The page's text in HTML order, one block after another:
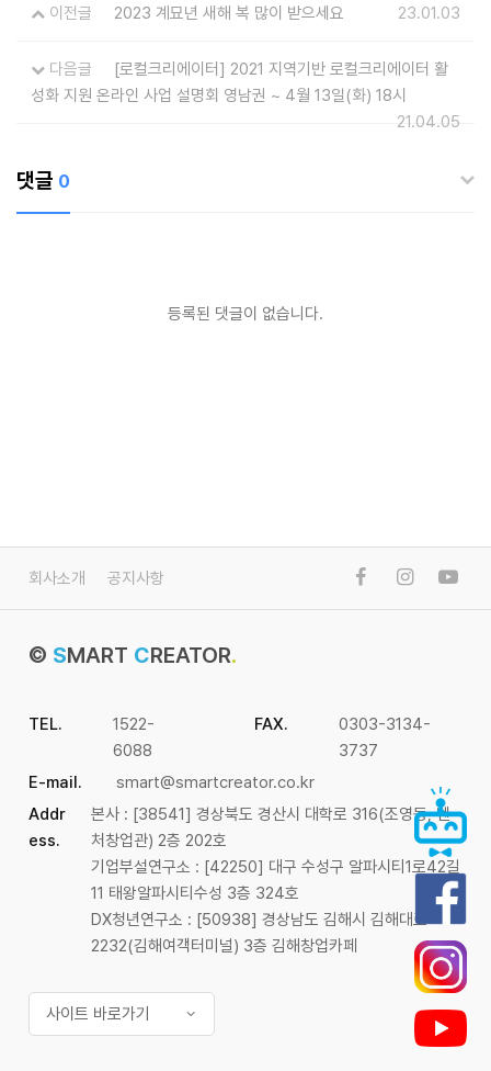
이전글 2023 계묘년 새해 복 많이 받으세요 23.01.03
다음글
[로컬크리에이터] 2021 지역기반 로컬크리에이터 활
성화 지원 온라인 사업 설명회 영남권 ~ 4월 13일(화) 18시
21.04.05
댓글 0
등록된 댓글이 없습니다.
회사소개 공지사항
© SMART CREATOR.
TEL.
1522-
6088
FAX.
0303-3134-
3737
E-mail.
smart@smartcreator.co.kr
Addr
ess.
본사 : [38541] 경상북도 경산시 대학로 316(조영동, 벤
처창업관) 2층 202호
기업부설연구소 : [42250] 대구 수성구 알파시티1로42길
11 태왕알파시티수성 3층 324호
DX청년연구소 : [50938] 경상남도 김해시 김해대로
2232(김해여객터미널) 3층 김해창업카페
사이트 바로가기